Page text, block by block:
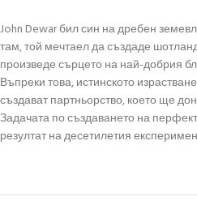
John Dewar бил син на дребен
там, той мечтаел да създаде
произведе сърцето на най-добрия
Въпреки това, истинското
създават партньорство, което ще
Задачата по създаването на
резултат на десетилетия